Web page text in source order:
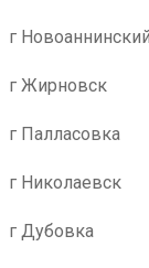
г Новоаннинский
г Жирновск
г Палласовка
г Николаевск
г Дубовка